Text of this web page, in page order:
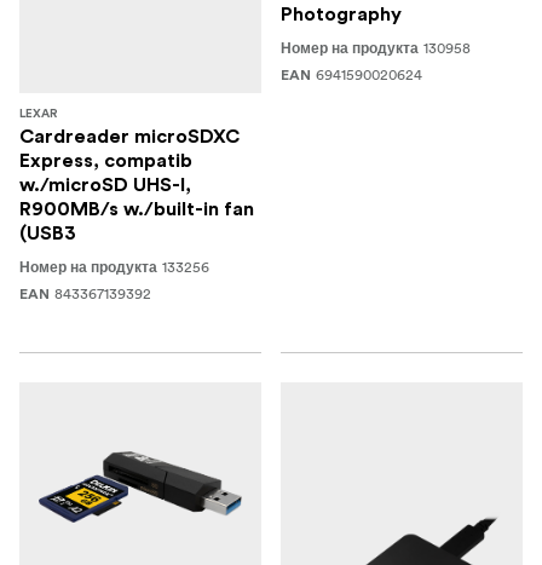
LEXAR
Cardreader microSDXC
Express, compatib
w./microSD UHS-I,
R900MB/s w./built-in fan
(USB3
Номер на продукта 133256
EAN 843367139392
Photography
Номер на продукта 130958
EAN 6941590020624